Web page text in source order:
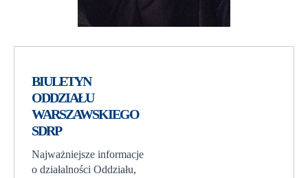
BIULETYN
ODDZIAŁU
WARSZAWSKIEGO
SDRP
Najważniejsze informacje
o działalności Oddziału,